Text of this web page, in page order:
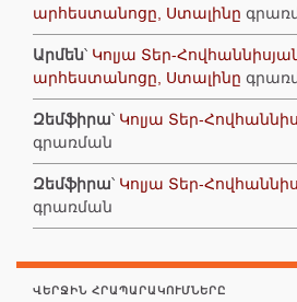
արհեստանոցը, Ստալինը
Արմեն՝ Կոլյա Տեր-
արհեստանոցը, Ստալինը
Զեմֆիրա՝ Կոլյա Տեր-
գրառման
Զեմֆիրա՝ Կոլյա Տեր-
գրառման
ՎԵՐՋԻՆ ՀՐԱՊԱՐԱԿՈՒՄՆԵՐԸ